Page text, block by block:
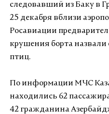
следовавший из Баку в
25 декабря вблизи
Росавиации
крушения борта назвали
птиц.
По информации МЧС
находились 62
42 гражданина